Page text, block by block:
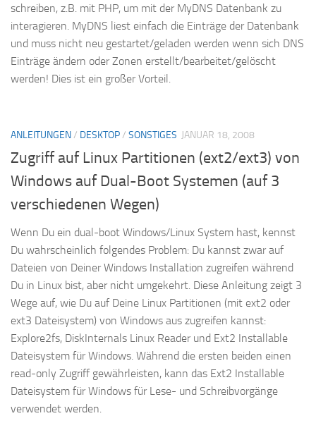
schreiben, z.B. mit PHP, um mit der MyDNS Datenbank zu
interagieren. MyDNS liest einfach die Einträge der Datenbank
und muss nicht neu gestartet/geladen werden wenn sich DNS
Einträge ändern oder Zonen erstellt/bearbeitet/gelöscht
werden! Dies ist ein großer Vorteil.
ANLEITUNGEN/ DESKTOP/ SONSTIGES JANUAR 18, 2008
Zugriff auf Linux Partitionen (ext2/ext3) von
Windows auf Dual-Boot Systemen (auf 3
verschiedenen Wegen)
Wenn Du ein dual-boot Windows/Linux System hast, kennst
Du wahrscheinlich folgendes Problem: Du kannst zwar auf
Dateien von Deiner Windows Installation zugreifen während
Du in Linux bist, aber nicht umgekehrt. Diese Anleitung zeigt 3
Wege auf, wie Du auf Deine Linux Partitionen (mit ext2 oder
ext3 Dateisystem) von Windows aus zugreifen kannst:
Explore2fs, DiskInternals Linux Reader und Ext2 Installable
Dateisystem für Windows. Während die ersten beiden einen
read-only Zugriff gewährleisten, kann das Ext2 Installable
Dateisystem für Windows für Lese- und Schreibvorgänge
verwendet werden.